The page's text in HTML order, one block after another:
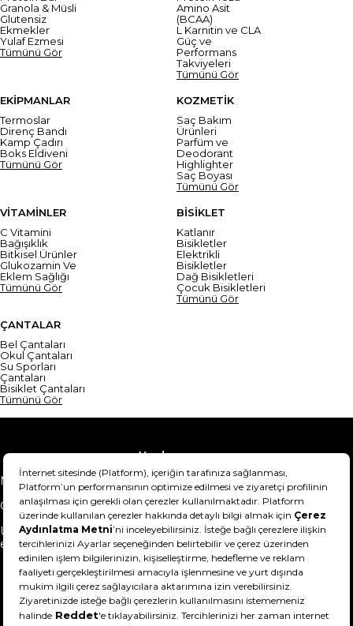
Granola & Müsli
Glutensiz
Ekmekler
Yulaf Ezmesi
Tümünü Gör
Amino Asit
(BCAA)
L Karnitin ve CLA
Güç ve
Performans
Takviyeleri
Tümünü Gör
EKİPMANLAR
Termoslar
Direnç Bandı
Kamp Çadırı
Boks Eldiveni
Tümünü Gör
KOZMETİK
Saç Bakım
Ürünleri
Parfüm ve
Deodorant
Highlighter
Saç Boyası
Tümünü Gör
VİTAMİNLER
C Vitamini
Bağışıklık
Bitkisel Ürünler
Glukozamin Ve
Eklem Sağlığı
Tümünü Gör
BİSİKLET
Katlanır
Bisikletler
Elektrikli
Bisikletler
Dağ Bisikletleri
Çocuk Bisikletleri
Tümünü Gör
ÇANTALAR
Bel Çantaları
Okul Çantaları
Su Sporları
Çantaları
Bisiklet Çantaları
Tümünü Gör
Yardım
Mesafeli Satış Sözleşmesi
Teslimat Bilgisi
Gizlilik Sözleşmesi
Şartlar & Koşullar
Ürünümü nasıl iade
edebilirim?
Hakkımızda